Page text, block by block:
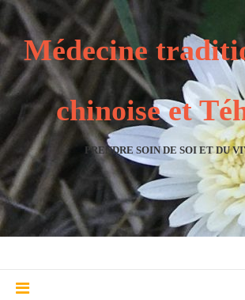
Médecine
chinoise et
PRENDRE SOIN DE SOI ET DU